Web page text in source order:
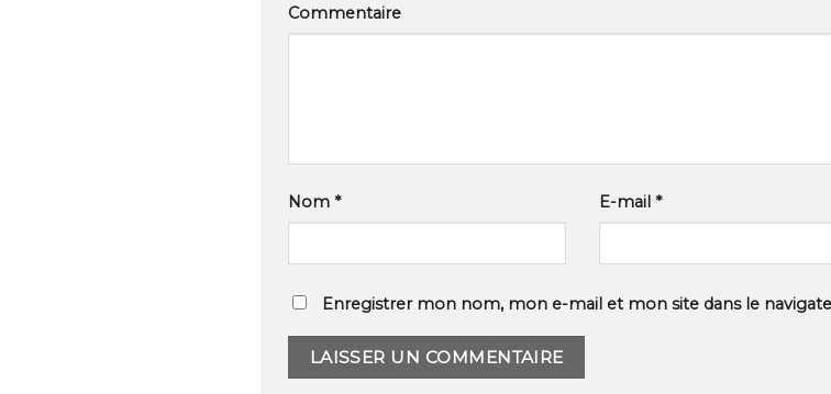
Commentaire
Nom * E-mail*
Enregistrer mon nom, mon e-mail et mon site dans le